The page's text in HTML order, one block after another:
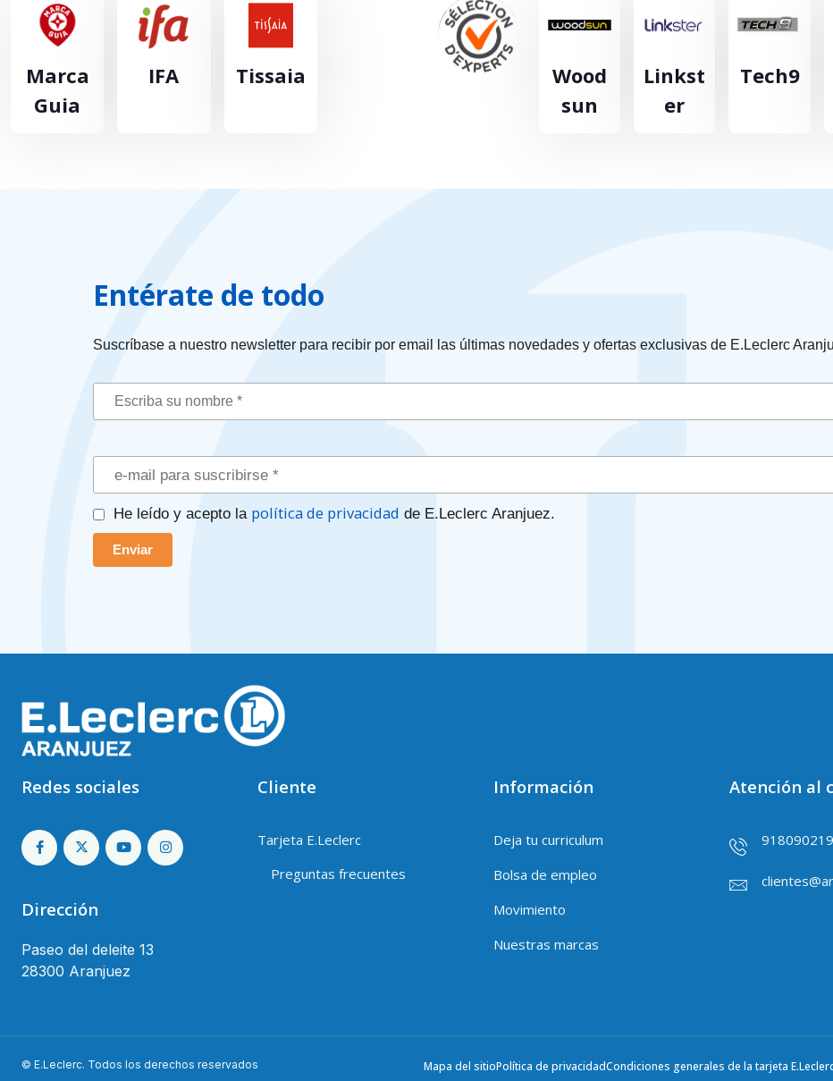
Marca
Guia
IFA Tissaia
Wood
sun
Linkst
er
Tech9
Entérate de todo
Suscríbase a nuestro newsletter para recibir por email las últimas novedades y ofertas exclusivas de E.Leclerc
He leído y acepto la política de privacidad de E.Leclerc Aranjuez.
Redes sociales
Dirección
Paseo del deleite 13
28300 Aranjuez
Cliente
Tarjeta E.Leclerc
Preguntas frecuentes
Información
Deja tu curriculum
Bolsa de empleo
Movimiento
Nuestras marcas
Atención al
918090219
© E.Leclerc. Todos los derechos reservados Mapa del sitioPolítica de privacidadCondiciones generales de la tarjeta